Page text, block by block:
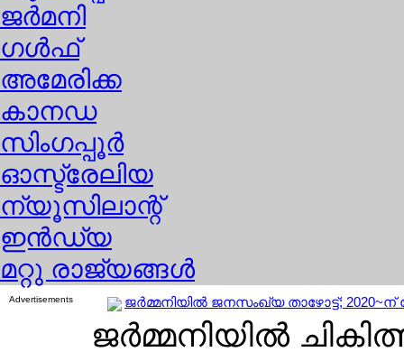
ജര്‍മനി
ഗള്‍ഫ്
അമേരിക്ക
കാനഡ
സിംഗപ്പൂര്‍
ഓസ്ട്രേലിയ
ന്യൂസിലാന്റ്
ഇന്‍ഡ്യ
മറ്റു രാജ്യങ്ങള്‍
Advertisements ജര്‍മ്മനിയില്‍ ജനസംഖ്യ താഴോട്ട്;
ജര്‍മ്മനിയില്‍